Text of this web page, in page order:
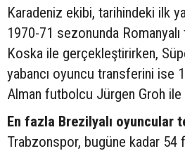
Karadeniz ekibi, tarihindeki ilk
1970-71 sezonunda
Koska ile gerçekleştirirken,
yabancı oyuncu transferini ise
Alman futbolcu Jürgen Groh ile
En fazla Brezilyalı oyuncular
Trabzonspor, bugüne kadar 54